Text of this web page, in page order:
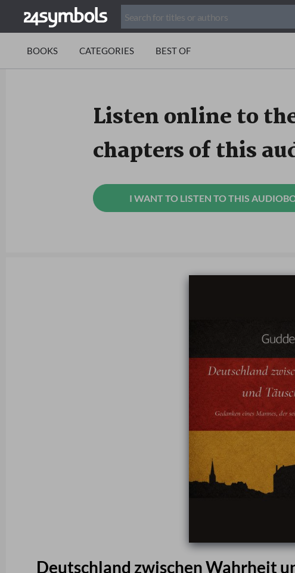
BOOKS CATEGORIES BEST OF
Listen online to
chapters of this
I WANT TO LISTEN TO THIS
Deutschland zwischen Wahrheit